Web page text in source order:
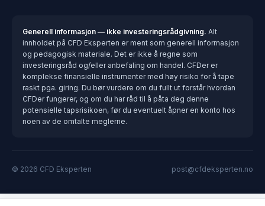
Generell informasjon — ikke investeringsrådgivning. Alt
innholdet på CFD Eksperten er ment som generell informasjon
og pedagogisk materiale. Det er ikke å regne som
investeringsråd og/eller anbefaling om handel. CFDer er
komplekse finansielle instrumenter med høy risiko for å tape
raskt pga. giring. Du bør vurdere om du fullt ut forstår hvordan
CFDer fungerer, og om du har råd til å påta deg denne
potensielle tapsrisikoen, før du eventuelt åpner en konto hos
noen av de omtalte meglerne.
© 2026 CFD Eksperten post@cfdeksperten.no